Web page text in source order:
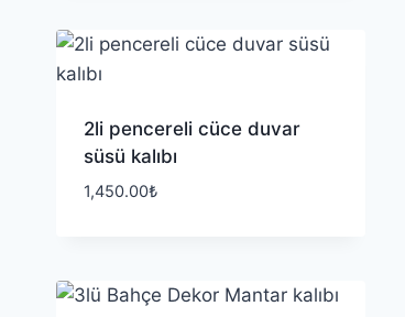
2li pencereli cüce duvar
süsü kalıbı
1,450.00₺